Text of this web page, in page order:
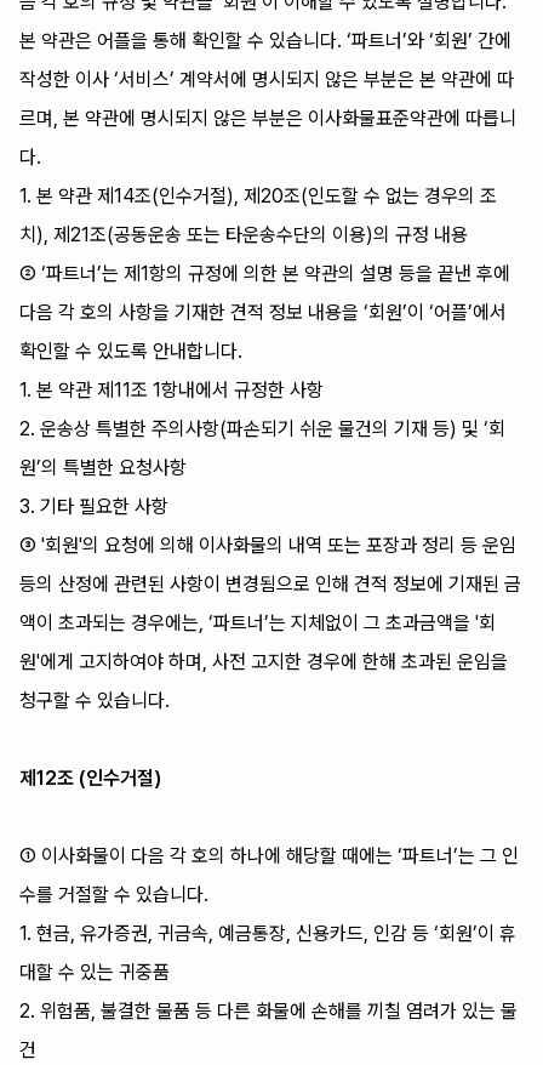
본 약관은 어플을 통해 확인할 수 있습니다. ‘파트너’와 ‘회원’ 간에
작성한 이사 ‘서비스’ 계약서에 명시되지 않은 부분은 본 약관에 따
르며, 본 약관에 명시되지 않은 부분은 이사화물표준약관에 따릅니
다.
1. 본 약관 제14조(인수거절), 제20조(인도할 수 없는 경우의 조
치), 제21조(공동운송 또는 타운송수단의 이용)의 규정 내용
② ‘파트너’는 제1항의 규정에 의한 본 약관의 설명 등을 끝낸 후에
다음 각 호의 사항을 기재한 견적 정보 내용을 ‘회원’이 ‘어플’에서
확인할 수 있도록 안내합니다.
1. 본 약관 제11조 1항내에서 규정한 사항
2. 운송상 특별한 주의사항(파손되기 쉬운 물건의 기재 등) 및 ‘회
원’의 특별한 요청사항
3. 기타 필요한 사항
③ '회원'의 요청에 의해 이사화물의 내역 또는 포장과 정리 등 운임
등의 산정에 관련된 사항이 변경됨으로 인해 견적 정보에 기재된 금
액이 초과되는 경우에는, ‘파트너’는 지체없이 그 초과금액을 '회
원'에게 고지하여야 하며, 사전 고지한 경우에 한해 초과된 운임을
청구할 수 있습니다.
제12조 (인수거절)
① 이사화물이 다음 각 호의 하나에 해당할 때에는 ‘파트너’는 그 인
수를 거절할 수 있습니다.
1. 현금, 유가증권, 귀금속, 예금통장, 신용카드, 인감 등 ‘회원’이 휴
대할 수 있는 귀중품
2. 위험품, 불결한 물품 등 다른 화물에 손해를 끼칠 염려가 있는 물
건